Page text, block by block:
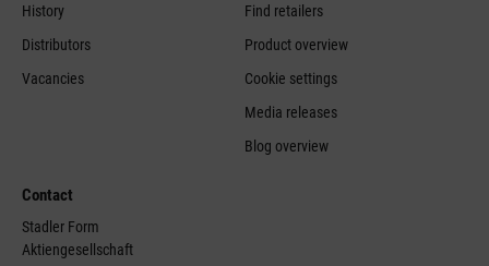
History
Distributors
Vacancies
Find retailers
Product overview
Cookie settings
Media releases
Blog overview
Contact
Stadler Form
Aktiengesellschaft